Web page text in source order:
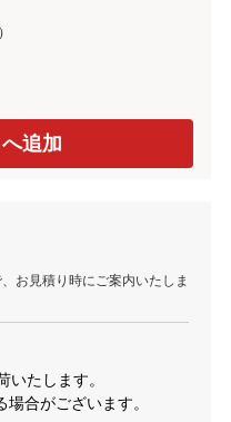
お見積り時にご案内いたしま
いたします。
合がございます。